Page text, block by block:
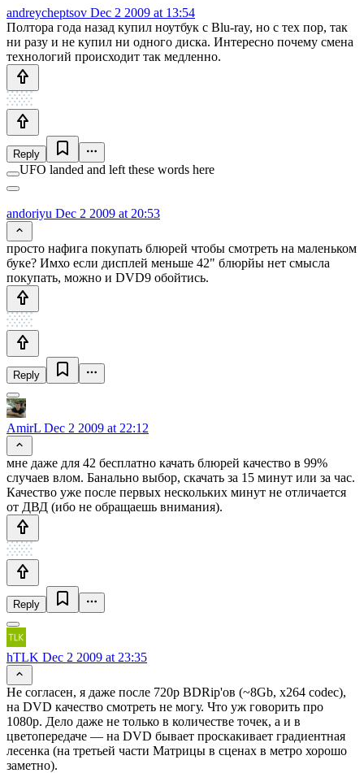
andreycheptsov Dec 2 2009 at 13:54
Полтора года назад купил ноутбук с Blu-ray, но с тех пор, так
ни разу и не купил ни одного диска. Интересно почему смена
технологий происходит так медленно.
Reply
UFO landed and left these words here
andoriyu Dec 2 2009 at 20:53
просто нафига покупать блюрей чтобы смотреть на маленьком
буке? Имхо если дисплей меньше 42" блюрйы нет смысла
покупать, можно и DVD9 обойтись.
Reply
AmirL Dec 2 2009 at 22:12
мне даже для 42 бесплатно качать блюрей качество в 99%
случаев влом. Банально выбор, скачать за 15 минут или за час.
Качество уже после первых нескольких минут не отличается
от ДВД (ибо не обращаешь внимания).
Reply
hTLK Dec 2 2009 at 23:35
Не согласен, я даже после 720p BDRip'ов (~8Gb, x264 codec),
на DVD качество смотреть не могу. Что уж говорить про
1080p. Дело даже не только в количестве точек, а и в
цветопередаче — на DVD бывает проскакивает градиентная
лесенка (на третьей части Матрицы в сценах в метро хорошо
заметно).